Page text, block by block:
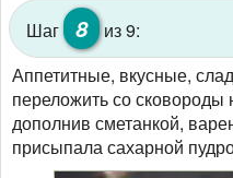
Шаг 8
из 9:
Аппетитные, вкусные,
переложить со сковороды
дополнив сметанкой,
присыпала сахарной